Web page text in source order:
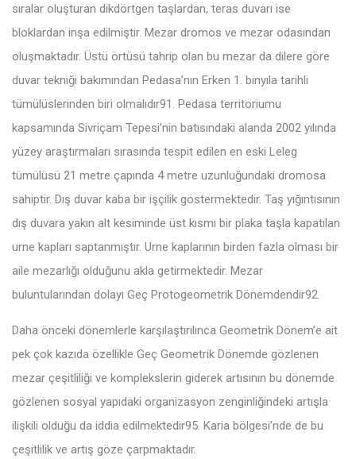
sıralar oluşturan dikdörtgen taşlardan, teras duvarı ise
bloklardan inşa edilmiştir. Mezar dromos ve mezar odasından
oluşmaktadır. Üstü örtüsü tahrip olan bu mezar da dilere göre
duvar tekniği bakımından Pedasa’nın Erken 1. binyıla tarihli
tümülüslerinden biri olmalıdır91. Pedasa territoriumu
kapsamında Sivriçam Tepesi’nin batısındaki alanda 2002 yılında
yüzey araştırmaları sırasında tespit edilen en eski Leleg
tümülüsü 21 metre çapında 4 metre uzunluğundaki dromosa
sahiptir. Dış duvar kaba bir işçilik göstermektedir. Taş yığıntısının
dış duvara yakın alt kesiminde üst kısmı bir plaka taşla kapatılan
urne kapları saptanmıştır. Urne kaplarının birden fazla olması bir
aile mezarlığı olduğunu akla getirmektedir. Mezar
buluntularından dolayı Geç Protogeometrik Dönemdendir92.
Daha önceki dönemlerle karşılaştırılınca Geometrik Dönem’e ait
pek çok kazıda özellikle Geç Geometrik Dönemde gözlenen
mezar çeşitliliği ve komplekslerin giderek artısının bu dönemde
gözlenen sosyal yapıdaki organizasyon zenginliğindeki artışla
ilişkili olduğu da iddia edilmektedir95. Karia bölgesi’nde de bu
çeşitlilik ve artış göze çarpmaktadır.